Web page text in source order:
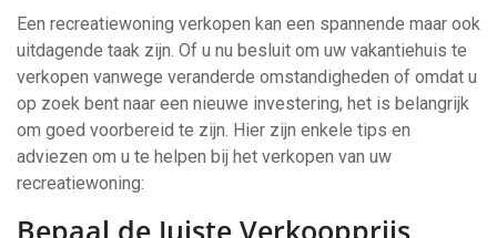
Een recreatiewoning verkopen kan een spannende maar ook
uitdagende taak zijn. Of u nu besluit om uw vakantiehuis te
verkopen vanwege veranderde omstandigheden of omdat u
op zoek bent naar een nieuwe investering, het is belangrijk
om goed voorbereid te zijn. Hier zijn enkele tips en
adviezen om u te helpen bij het verkopen van uw
recreatiewoning:
Bepaal de Juiste Verkoopprijs